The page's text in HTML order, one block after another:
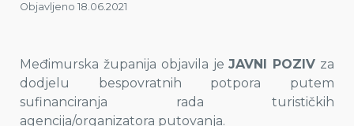
Objavljeno 18.06.2021
Međimurska županija objavila jeJAVNI POZIV za
dodjelu bespovratnih potpora putem
sufinanciranja rada turističkih
agencija/organizatora putovanja.